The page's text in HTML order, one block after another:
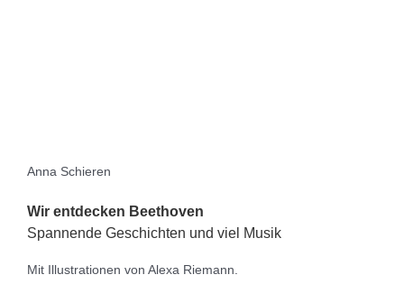
Anna Schieren
Wir entdecken Beethoven
Spannende Geschichten und viel Musik
Mit Illustrationen von Alexa Riemann.